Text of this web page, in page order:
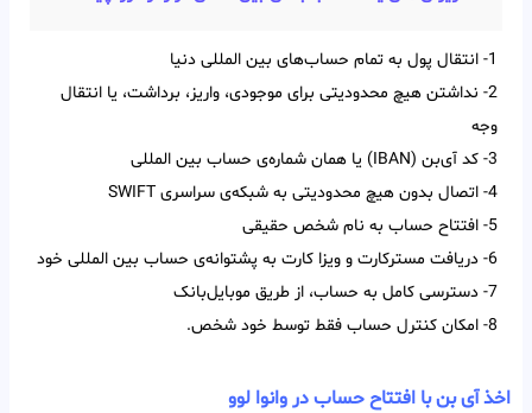
1- انتقال پول به تمام حساب‌‌های بین‌‌ المللی دنیا
2- نداشتن هیچ محدودیتی برای موجودی، واریز، برداشت، یا انتقال
وجه
3- کد آی‌‌بن (IBAN) یا همان شماره‌ی حساب بین‌ المللی
4- اتصال بدون هیچ محدودیتی به شبکه‌ی سراسری SWIFT
5- افتتاح حساب به نام شخص حقیقی
6- دریافت مسترکارت و ویزا کارت به پشتوانه‌ی حساب بین المللی خود
7- دسترسی کامل به حساب، از طریق موبایل‌بانک
8- امکان کنترل حساب فقط توسط خود شخص.
اخذ آی بن با افتتاح حساب در وانوا لوو